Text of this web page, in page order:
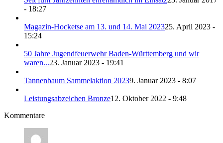
- 18:27
Magazin-Hocketse am 13. und 14. Mai 202325. April 2023 -
15:24
50 Jahre Jugendfeuerwehr Baden-Württemberg und wir
waren...23. Januar 2023 - 19:41
Tannenbaum Sammelaktion 20239. Januar 2023 - 8:07
Leistungsabzeichen Bronze12. Oktober 2022 - 9:48
Kommentare